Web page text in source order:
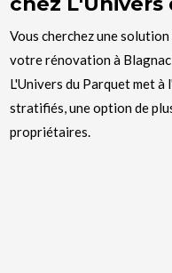
Vous cherchez une
votre rénovation à
L'Univers du Parquet met
stratifiés, une option de
propriétaires.